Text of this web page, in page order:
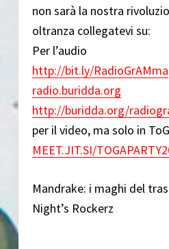
non sarà la nostra
oltranza collegatevi su:
Per l’audio
http://bit.ly/RadioGrAMma
radio.buridda.org
http://buridda.org/
per il video, ma solo in
MEET.JIT.SI/
Mandrake: i maghi del
Night’s Rockerz